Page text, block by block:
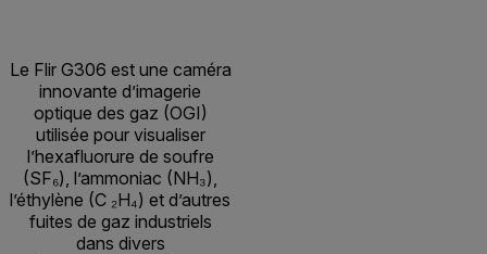
Le Flir G306 est une caméra
innovante d’imagerie
optique des gaz (OGI)
utilisée pour visualiser
l’hexafluorure de soufre
(SF₆), l’ammoniac (NH₃),
l’éthylène (C ₂H₄) et d’autres
fuites de gaz industriels
dans divers